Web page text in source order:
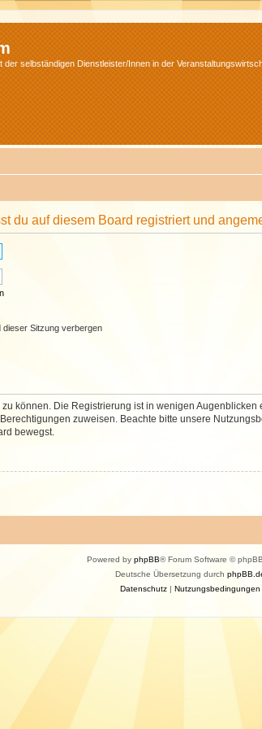
der selbständigen Dienstleister/Innen in der
du auf diesem Board registriert und
dieser Sitzung verbergen
können. Die Registrierung ist in wenigen
zuweisen. Beachte bitte unsere
bewegst.
Powered by phpBB® Forum Software ©
Deutsche Übersetzung durch
Datenschutz| Nutzungsbedingungen